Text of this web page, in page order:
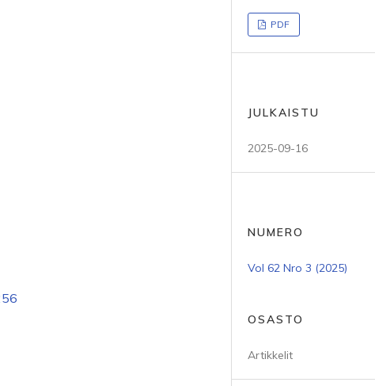
PDF
JULKAISTU
2025-09-16
NUMERO
Vol 62 Nro 3 (2025)
OSASTO
Artikkelit